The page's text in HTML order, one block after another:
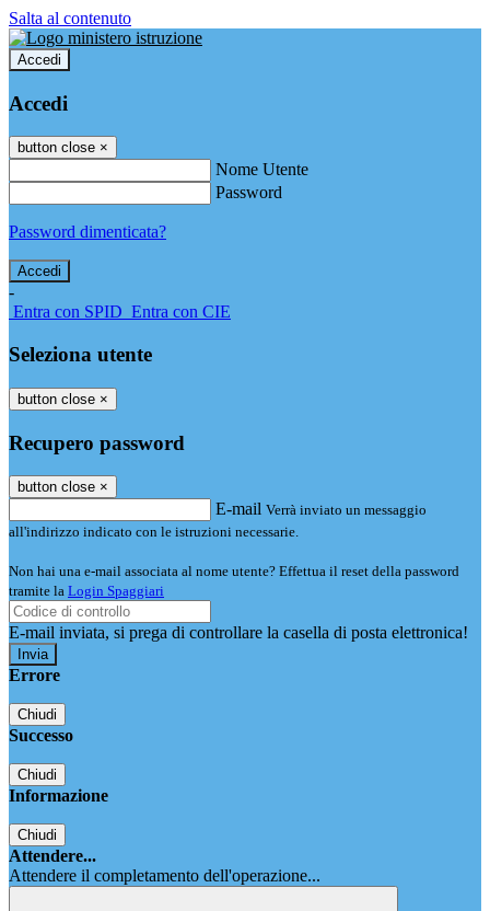
Salta al contenuto
Accedi
Accedi
button close ×
Nome Utente
Password
Password dimenticata?
-
Entra con SPID Entra con CIE
Seleziona utente
button close ×
Recupero password
button close ×
E-mail Verrà inviato un messaggio
all'indirizzo indicato con le istruzioni necessarie.
Non hai una e-mail associata al nome utente? Effettua il reset della password
tramite la Login Spaggiari
E-mail inviata, si prega di controllare la casella di posta elettronica!
Errore
Chiudi
Successo
Chiudi
Informazione
Chiudi
Attendere...
Attendere il completamento dell'operazione...